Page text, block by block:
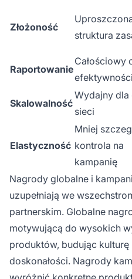
Złożoność
struktura
Raportowanie
Całościowy
efektywności
Skalowalność
Wydajny dla
sieci
Elastyczność
Mniej
kontrola na
kampanię
Nagrody globalne i
uzupełniają we
partnerskim. Globalne
motywującą do wysokich
produktów, budując kulturę
doskonałości. Nagrody